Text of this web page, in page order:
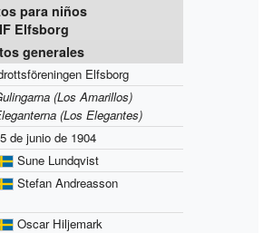
para niños
IF Elfsborg
generales
Elfsborg
(Los Amarillos)
(Los Elegantes)
de junio de 1904
Sune Lundqvist
Stefan Andreasson
Oscar Hiljemark